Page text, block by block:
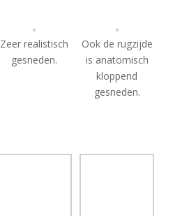
Zeer realistisch
gesneden.
Ook de rugzijde
is anatomisch
kloppend
gesneden.